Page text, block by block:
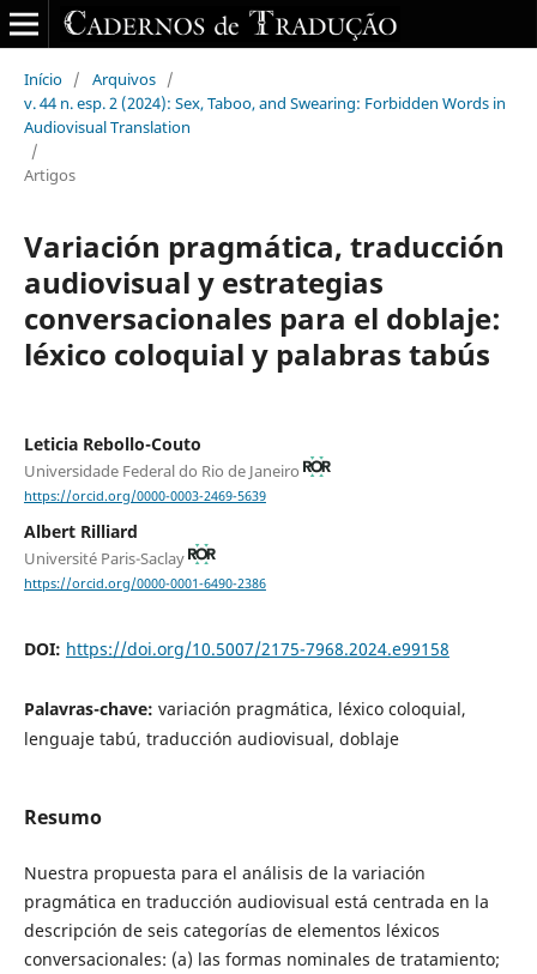
Início / Arquivos /
v. 44 n. esp. 2 (2024): Sex, Taboo, and Swearing: Forbidden Words in
Audiovisual Translation
/
Artigos
Variación pragmática, traducción
audiovisual y estrategias
conversacionales para el doblaje:
léxico coloquial y palabras tabús
Leticia Rebollo-Couto
Universidade Federal do Rio de Janeiro
https://orcid.org/0000-0003-2469-5639
Albert Rilliard
Université Paris-Saclay
https://orcid.org/0000-0001-6490-2386
DOI: https://doi.org/10.5007/2175-7968.2024.e99158
Palavras-chave: variación pragmática, léxico coloquial,
lenguaje tabú, traducción audiovisual, doblaje
Resumo
Nuestra propuesta para el análisis de la variación
pragmática en traducción audiovisual está centrada en la
descripción de seis categorías de elementos léxicos
conversacionales: (a) las formas nominales de tratamiento;